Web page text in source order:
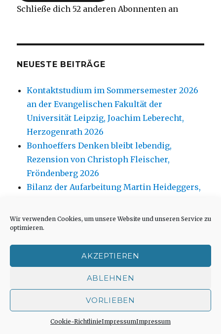
Wir verwenden Cookies, um unsere Website und unseren Service zu
optimieren.
AKZEPTIEREN
ABLEHNEN
VORLIEBEN
Cookie-RichtlinieImpressumImpressum
Schließe dich 52 anderen Abonnenten an
NEUESTE BEITRÄGE
Kontaktstudium im Sommersemester 2026
an der Evangelischen Fakultät der
Universität Leipzig, Joachim Leberecht,
Herzogenrath 2026
Bonhoeffers Denken bleibt lebendig,
Rezension von Christoph Fleischer,
Fröndenberg 2026
Bilanz der Aufarbeitung Martin Heideggers,
Bachüberquerung im Lägertal, Pressenotiz
Stadt Iserlohn
Joachim Leberecht, Herzogenrath 2026
November 2012